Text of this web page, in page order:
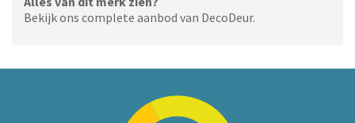
Bekijk ons complete aanbod van DecoDeur.